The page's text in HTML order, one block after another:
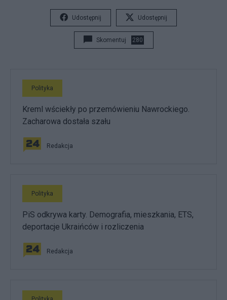
Udostępnij Udostępnij
Skomentuj 280
Polityka
Kreml wściekły po przemówieniu Nawrockiego.
Zacharowa dostała szału
Redakcja
Polityka
PiS odkrywa karty. Demografia, mieszkania, ETS,
deportacje Ukraińców i rozliczenia
Redakcja